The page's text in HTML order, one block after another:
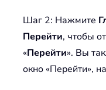
Шаг 2: Нажмите
Перейти, чтобы
«Перейти». Вы
окно «Перейти»,